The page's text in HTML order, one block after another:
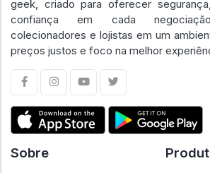
geek, criado para oferecer
confiança em cada
colecionadores e lojistas em um
preços justos e foco na melhor
Sobre